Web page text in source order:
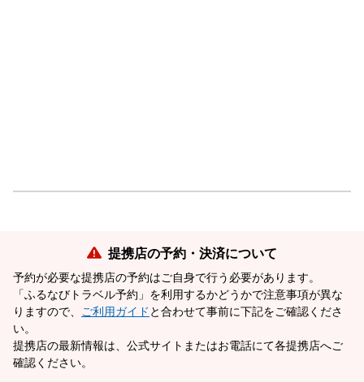
提携店の予約・決済について
予約が必要な提携店の予約はご自身で行う必要があります。
「ふるなびトラベル予約」を利用するかどうかで注意事項が異な
りますので、
ご利用ガイド と合わせて事前に下記をご確認くださ
い。
提携店の最新情報は、公式サイトまたはお電話にて各提携店へご
確認ください。